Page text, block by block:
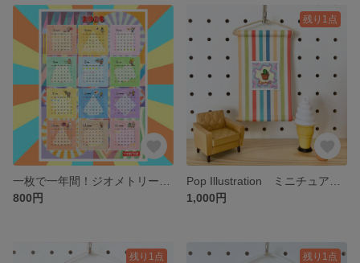
800円
残り1点
1,000円
残り1点 残り1点